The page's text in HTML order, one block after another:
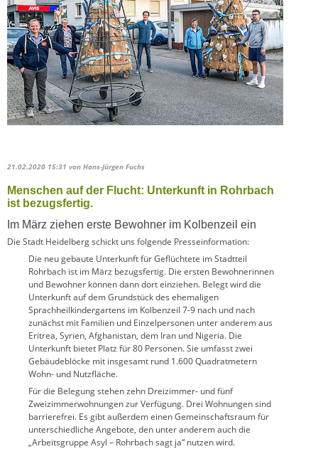
21.02.2020 15:31 von Hans-Jürgen Fuchs
Menschen auf der Flucht: Unterkunft in Rohrbach
ist bezugsfertig.
Im März ziehen erste Bewohner im Kolbenzeil ein
Die Stadt Heidelberg schickt uns folgende Presseinformation:
Die neu gebaute Unterkunft für Geflüchtete im Stadtteil
Rohrbach ist im März bezugsfertig. Die ersten Bewohnerinnen
und Bewohner können dann dort einziehen. Belegt wird die
Unterkunft auf dem Grundstück des ehemaligen
Sprachheilkindergartens im Kolbenzeil 7-9 nach und nach
zunächst mit Familien und Einzelpersonen unter anderem aus
Eritrea, Syrien, Afghanistan, dem Iran und Nigeria. Die
Unterkunft bietet Platz für 80 Personen. Sie umfasst zwei
Gebäudeblöcke mit insgesamt rund 1.600 Quadratmetern
Wohn- und Nutzfläche.
Für die Belegung stehen zehn Dreizimmer- und fünf
Zweizimmerwohnungen zur Verfügung. Drei Wohnungen sind
barrierefrei. Es gibt außerdem einen Gemeinschaftsraum für
unterschiedliche Angebote, den unter anderem auch die
„Arbeitsgruppe Asyl – Rohrbach sagt ja“ nutzen wird.